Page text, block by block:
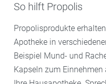
So hilft Propolis
Propolisprodukte
Apotheke in
Beispiel Mund- und
Kapseln zum